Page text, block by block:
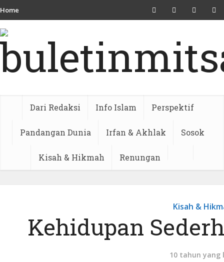
Home
Dari Redaksi Info Islam Perspektif
Pandangan Dunia Irfan & Akhlak Sosok
Kisah & Hikmah Renungan
Kisah &
Kehidupan
10 tahun yang